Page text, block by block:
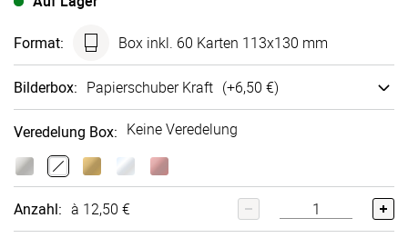
Format: Box inkl. 60 Karten 113x130 mm
Bilderbox: Papier­schuber Kraft (+6,50 €)
Veredelung Box: Keine Veredelung
Anzahl: à 12,50 €